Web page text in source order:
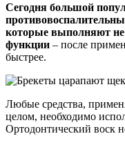
Сегодня большой
которые выполняют
функции – после
быстрее.
Любые средства,
целом, необходимо
Ортодонтический воск